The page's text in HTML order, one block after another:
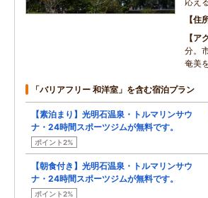
住
ア
分。
奄美
「バリアフリー 和洋室」を含む宿泊プラン
【素泊まり】光明石温泉・トルマリンサウ
ナ・24時間スポーツジムが無料です。
ポイント2%
【朝食付き】光明石温泉・トルマリンサウ
ナ・24時間スポーツジムが無料です。
ポイント2%